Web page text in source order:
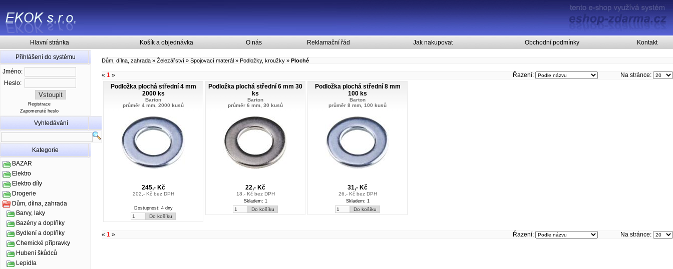
Hlavní stránka Košík a objednávka O nás Reklamační řád Jak nakupovat Obchodní podmínky Kontakt
Přihlášení do systému
Jméno:
Heslo:
Registrace
Zapomenuté heslo
Vyhledávání
Kategorie
BAZAR
Elektro
Elektro díly
Drogerie
Dům, dílna, zahrada
Barvy, laky
Bazény a doplňky
Bydlení a doplňky
Chemické přípravky
Hubení škůdců
Lepidla
Dům, dílna, zahrada » Železářství » Spojovací materál » Podložky, kroužky » Ploché
« 1 » Řazení:
Na stránce:
Podložka plochá střední 4 mm
2000 ks
Barton
průměr 4 mm, 2000 kusů
245,- Kč
202,- Kč bez DPH
Dostupnost: 4 dny
Podložka plochá střední 6 mm 30
ks
Barton
průměr 6 mm, 30 kusů
22,- Kč
18,- Kč bez DPH
Skladem: 1
Podložka plochá střední 8 mm
100 ks
Barton
průměr 8 mm, 100 kusů
31,- Kč
26,- Kč bez DPH
Skladem: 1
« 1 » Řazení: Na stránce: